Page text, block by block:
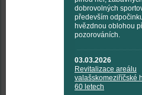
dobrovolných
především
hvězdnou oblohou
pozorováních.
03.03.2026
Revitalizace areálu
valašskomeziříčské
60 letech